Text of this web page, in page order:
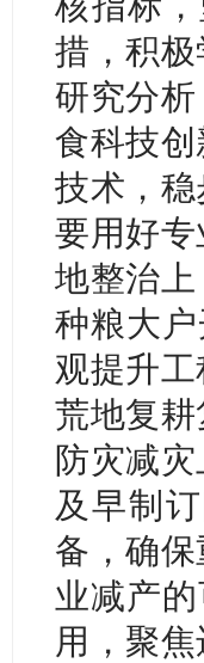
措，积
研究分
食科技
技术，
要用好
地整治
种粮大
观提升
荒地复
防灾减
及早制
备，确
业减产
用，聚